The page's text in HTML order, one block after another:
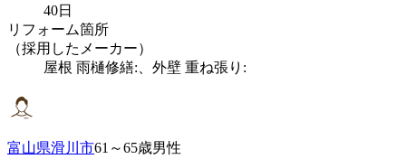
40日
リフォーム箇所
（採用したメーカー）
屋根 雨樋修繕:、外壁 重ね張り:
富山県滑川市61～65歳男性